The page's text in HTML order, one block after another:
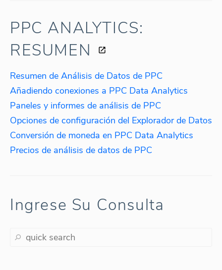
PPC ANALYTICS:
RESUMEN
Resumen de Análisis de Datos de PPC
Añadiendo conexiones a PPC Data Analytics
Paneles y informes de análisis de PPC
Opciones de configuración del Explorador de Datos
Conversión de moneda en PPC Data Analytics
Precios de análisis de datos de PPC
Ingrese Su Consulta